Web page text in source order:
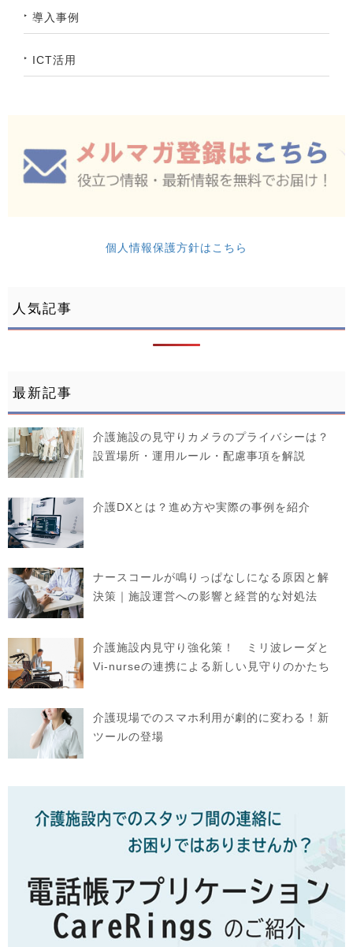
導入事例
ICT活用
個人情報保護方針はこちら
人気記事
最新記事
介護施設の見守りカメラのプライバシーは？
設置場所・運用ルール・配慮事項を解説
介護DXとは？進め方や実際の事例を紹介
ナースコールが鳴りっぱなしになる原因と解
決策｜施設運営への影響と経営的な対処法
介護施設内見守り強化策！ ミリ波レーダと
Vi-nurseの連携による新しい見守りのかたち
介護現場でのスマホ利用が劇的に変わる！新
ツールの登場